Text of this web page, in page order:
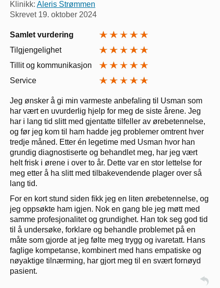
Klinikk: Aleris Strømmen
Skrevet 19. oktober 2024
Samlet vurdering
Tilgjengelighet
Tillit og kommunikasjon
Service
Jeg ønsker å gi min varmeste anbefaling til Usman som
har vært en uvurderlig hjelp for meg de siste årene. Jeg
har i lang tid slitt med gjentatte tilfeller av ørebetennelse,
og før jeg kom til ham hadde jeg problemer omtrent hver
tredje måned. Etter én legetime med Usman hvor han
grundig diagnostiserte og behandlet meg, har jeg vært
helt frisk i ørene i over to år. Dette var en stor lettelse for
meg etter å ha slitt med tilbakevendende plager over så
lang tid.
For en kort stund siden fikk jeg en liten ørebetennelse, og
jeg oppsøkte ham igjen. Nok en gang ble jeg møtt med
samme profesjonalitet og grundighet. Han tok seg god tid
til å undersøke, forklare og behandle problemet på en
måte som gjorde at jeg følte meg trygg og ivaretatt. Hans
faglige kompetanse, kombinert med hans empatiske og
nøyaktige tilnærming, har gjort meg til en svært fornøyd
pasient.